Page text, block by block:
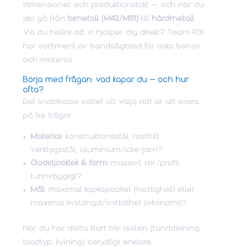
dimensioner och produktionstakt — och när du
ska gå från bimetall (M42/M51)till hårdmetall.
Vill du hellre att vi hjälper dig direkt? Team RIX
har sortiment av bandsågblad för olika behov
och material.
Börja med frågan: vad kapar du – och hur
ofta?
Det snabbaste sättet att välja rätt är att svara
på tre frågor:
Material: konstruktionsstål, rostfritt,
verktygsstål, aluminium/icke-järn?
Godstjocklek & form: massivt, rör/profil,
tunnväggigt?
Mål: maximal kapkapacitet (hastighet) eller
maximal livslängd/snittäthet (ekonomi)?
När du har detta klart blir resten (tanddelning,
bladtyp, kylning) betydligt enklare.